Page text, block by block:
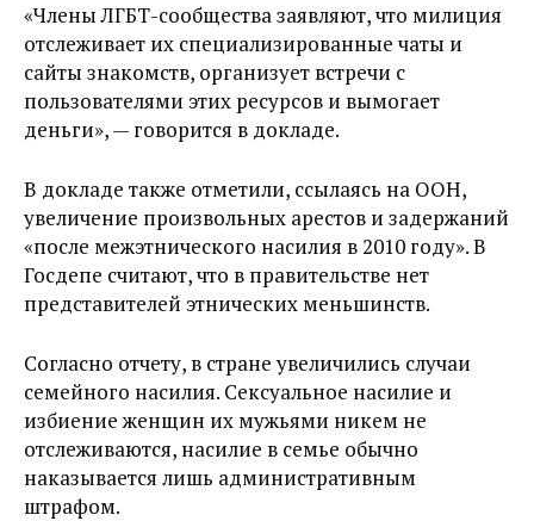
«Члены ЛГБТ-сообщества заявляют, что милиция
отслеживает их специализированные чаты и
сайты знакомств, организует встречи с
пользователями этих ресурсов и вымогает
деньги», — говорится в докладе.
В докладе также отметили, ссылаясь на ООН,
увеличение произвольных арестов и задержаний
«после межэтнического насилия в 2010 году». В
Госдепе считают, что в правительстве нет
представителей этнических меньшинств.
Согласно отчету, в стране увеличились случаи
семейного насилия. Сексуальное насилие и
избиение женщин их мужьями никем не
отслеживаются, насилие в семье обычно
наказывается лишь административным
штрафом.